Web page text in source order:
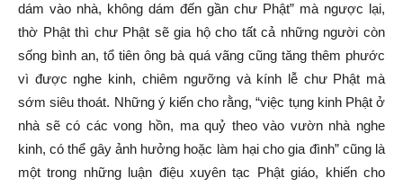
dám vào nhà, không dám đến gần chư Phật” mà ngược lại,
thờ Phật thì chư Phật sẽ gia hộ cho tất cả những người còn
sống bình an, tổ tiên ông bà quá vãng cũng tăng thêm phước
vì được nghe kinh, chiêm ngưỡng và kính lễ chư Phật mà
sớm siêu thoát. Những ý kiến cho rằng, “việc tụng kinh Phật ở
nhà sẽ có các vong hồn, ma quỷ theo vào vườn nhà nghe
kinh, có thể gây ảnh hưởng hoặc làm hại cho gia đình” cũng là
một trong những luận điệu xuyên tạc Phật giáo, khiến cho